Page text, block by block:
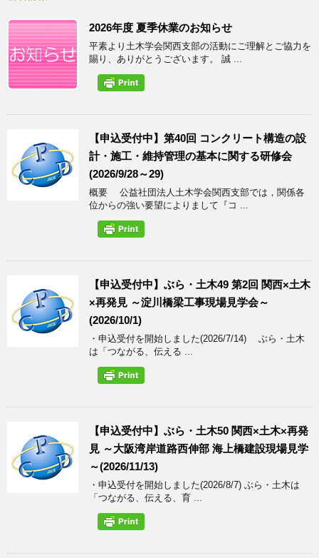
2026年度 夏季休業のお知らせ
平素より土木学会関西支部の活動にご理解とご協力を
賜り、ありがとうございます。 誠 ...
【申込受付中】第40回 コンクリート構造の設
計・施工・維持管理の基本に関する研修会
(2026/9/28～29)
概要 公益社団法人土木学会関西支部では，関係各
位からの強い要望によりまして『コ ...
【申込受付中】ぶら・土木49 第2回 関西×土木
×再発見 ～淀川橋梁工事現場見学会～
(2026/10/1)
・申込受付を開始しました(2026/7/14) ぶら・土木
は「つながる、伝える ...
【申込受付中】ぶら・土木50 関西×土木×再発
見 ～大阪湾岸道路西伸部 海上橋建設現場見学
～(2026/11/13)
・申込受付を開始しました(2026/8/7) ぶら・土木は
「つながる、伝える、育 ...